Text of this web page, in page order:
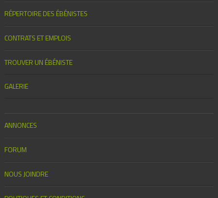
RÉPERTOIRE DES ÉBÉNISTES
CONTRATS ET EMPLOIS
TROUVER UN ÉBÉNISTE
GALERIE
ANNONCES
FORUM
NOUS JOINDRE